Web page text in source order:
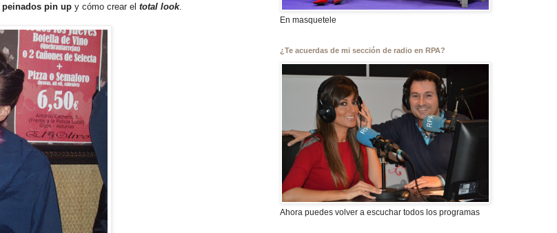
peinados pin upy cómo crear el total look.
En masquetele
¿Te acuerdas de mi sección de radio en RPA?
Ahora puedes volver a escuchar todos los programas